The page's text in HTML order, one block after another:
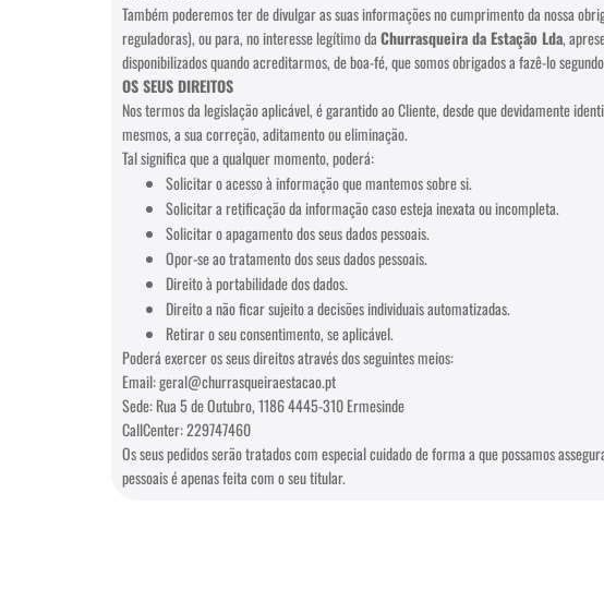
Também poderemos ter de divulgar as suas informações no cumprimento da nossa
reguladoras), ou para, no interesse legítimo daChurrasqueira da Estação Lda,
disponibilizados quando acreditarmos, de boa-fé, que somos obrigados a fazê-lo
OS SEUS DIREITOS
Nos termos da legislação aplicável, é garantido ao Cliente, desde que devidamente
mesmos, a sua correção, aditamento ou eliminação.
Tal significa que a qualquer momento, poderá:
Solicitar o acesso à informação que mantemos sobre si.
Solicitar a retificação da informação caso esteja inexata ou incompleta.
Solicitar o apagamento dos seus dados pessoais.
Opor-se ao tratamento dos seus dados pessoais.
Direito à portabilidade dos dados.
Direito a não ficar sujeito a decisões individuais automatizadas.
Retirar o seu consentimento, se aplicável.
Poderá exercer os seus direitos através dos seguintes meios:
Email: geral@churrasqueiraestacao.pt
Sede: Rua 5 de Outubro, 1186 4445-310 Ermesinde
CallCenter: 229747460
Os seus pedidos serão tratados com especial cuidado de forma a que possamos
pessoais é apenas feita com o seu titular.